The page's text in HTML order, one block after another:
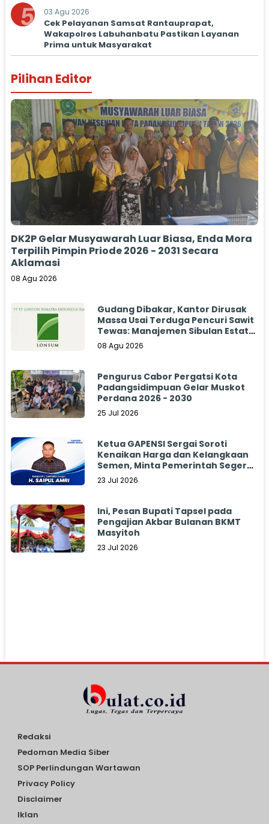
5 03 Agu 2026
Cek Pelayanan Samsat Rantauprapat,
Wakapolres Labuhanbatu Pastikan Layanan
Prima untuk Masyarakat
Pilihan Editor
DK2P Gelar Musyawarah Luar Biasa, Enda Mora
Terpilih Pimpin Priode 2026 - 2031 Secara
Aklamasi
08 Agu 2026
Gudang Dibakar, Kantor Dirusak
Massa Usai Terduga Pencuri Sawit
Tewas: Manajemen Sibulan Estate
Bungkam
08 Agu 2026
Pengurus Cabor Pergatsi Kota
Padangsidimpuan Gelar Muskot
Perdana 2026 - 2030
25 Jul 2026
Ketua GAPENSI Sergai Soroti
Kenaikan Harga dan Kelangkaan
Semen, Minta Pemerintah Segera
Bertindak
23 Jul 2026
Ini, Pesan Bupati Tapsel pada
Pengajian Akbar Bulanan BKMT
Masyitoh
23 Jul 2026
Redaksi
Pedoman Media Siber
SOP Perlindungan Wartawan
Privacy Policy
Disclaimer
Iklan